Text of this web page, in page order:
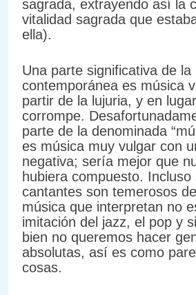
sagrada, extrayendo así la
vitalidad sagrada que
ella).
Una parte significativa de la
contemporánea es música
partir de la lujuria, y en
corrompe.
parte de la denominada
es música muy vulgar con
negativa; sería mejor que
hubiera compuesto. Incluso
cantantes son temerosos
música que interpretan no
imitación del jazz, el pop y
bien no queremos hacer
absolutas, así es como
cosas.